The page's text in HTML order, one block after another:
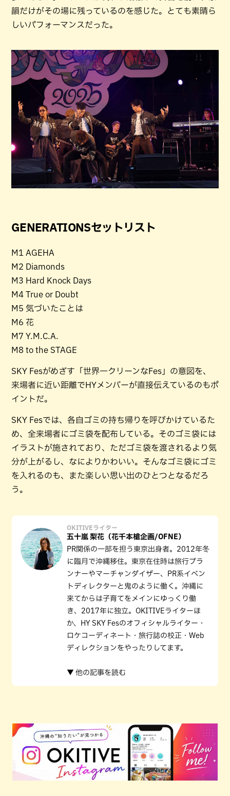
韻だけがその場に残っているのを感じた。とても素晴ら
しいパフォーマンスだった。
GENERATIONSセットリスト
M1 AGEHA
M2 Diamonds
M3 Hard Knock Days
M4 True or Doubt
M5 気づいたことは
M6 花
M7 Y.M.C.A.
M8 to the STAGE
SKY Fesがめざす「世界一クリーンなFes」の意図を、
来場者に近い距離でHYメンバーが直接伝えているのもポ
イントだ。
SKY Fesでは、各自ゴミの持ち帰りを呼びかけているた
め、全来場者にゴミ袋を配布している。そのゴミ袋には
イラストが施されており、ただゴミ袋を渡されるより気
分が上がるし、なによりかわいい。そんなゴミ袋にゴミ
を入れるのも、また楽しい思い出のひとつとなるだろ
う。
OKITIVEライター
五十嵐 梨花（花千本槍企画/OFNE）
PR関係の一部を担う東京出身者。2012年冬
に臨月で沖縄移住。東京在住時は旅行プラ
ンナーやマーチャンダイザー、PR系イベン
トディレクターと鬼のように働く。沖縄に
来てからは子育てをメインにゆっくり働
き、2017年に独立。OKITIVEライターほ
か、HY SKY Fesのオフィシャルライター・
ロケコーディネート・旅行誌の校正・Web
ディレクションをやったりしてます。
▼ 他の記事を読む